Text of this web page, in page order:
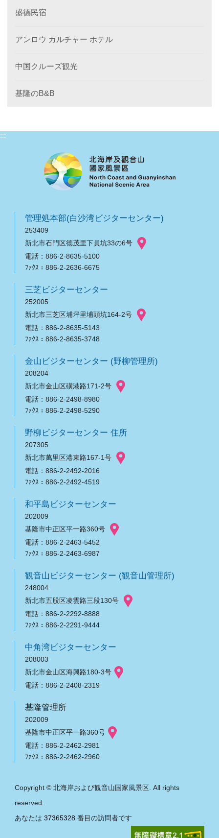
盛德民宿
アンロウ カルチャー ホテル
中国クルーズ観光
基隆のB&B
:::
管理処本部(白沙湾ビジターセンター)
253409
新北市石門区徳茂里下員坑33の6号
電話：886-2-8635-5100
ﾌｧｸｽ：886-2-2636-6675
三芝ビジターセンター
252005
新北市三芝区埔坪里埔頭坑164-2号
電話：886-2-8635-5143
ﾌｧｸｽ：886-2-8635-3748
金山ビジターセンター (野柳管理所)
208204
新北市金山区磺港路171-2号
電話：886-2-2498-8980
ﾌｧｸｽ：886-2-2498-5290
野柳ビジターセンター 住所
207305
新北市萬里区港東路167-1号
電話：886-2-2492-2016
ﾌｧｸｽ：886-2-2492-4519
和平島ビジターセンター
202009
基隆市中正区平一路360号
電話：886-2-2463-5452
ﾌｧｸｽ：886-2-2463-6987
観音山ビジターセンター (観音山管理所)
248004
新北市五股区凌雲路三段130号
電話：886-2-2292-8888
ﾌｧｸｽ：886-2-2291-9444
中角湾ビジターセンター
208003
新北市金山区海興路180-3号
電話：886-2-2408-2319
基隆管理所
202009
基隆市中正区平一路360号
電話：886-2-2462-2981
ﾌｧｸｽ：886-2-2462-2960
Copyright © 北海岸および観音山国家風景区. All rights
reserved.
あなたは 37365328 番目の訪問者です